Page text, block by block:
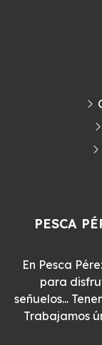
PESCA
En Pesca
para
señuelos...
Trabajamos